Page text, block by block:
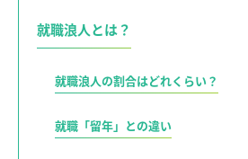
就職浪人とは？
就職浪人の割合はどれくらい？
就職「留年」との違い